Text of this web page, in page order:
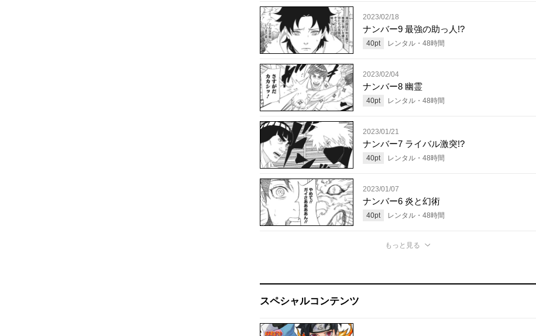
2023/02/18
ナンバー9 最強の助っ人!?
40pt レンタル・ 48時間
2023/02/04
ナンバー8 幽霊
40pt レンタル・ 48時間
2023/01/21
ナンバー7 ライバル激突!?
40pt レンタル・ 48時間
2023/01/07
ナンバー6 炎と幻術
40pt レンタル・ 48時間
もっと見る
スペシャルコンテンツ